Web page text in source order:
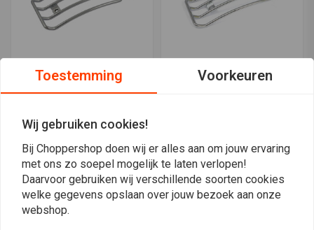
Toestemming Voorkeuren
Wij gebruiken cookies!
Bij Choppershop doen wij er alles aan om jouw ervaring
met ons zo soepel mogelijk te laten verlopen!
Daarvoor gebruiken wij verschillende soorten cookies
welke gegevens opslaan over jouw bezoek aan onze
webshop.